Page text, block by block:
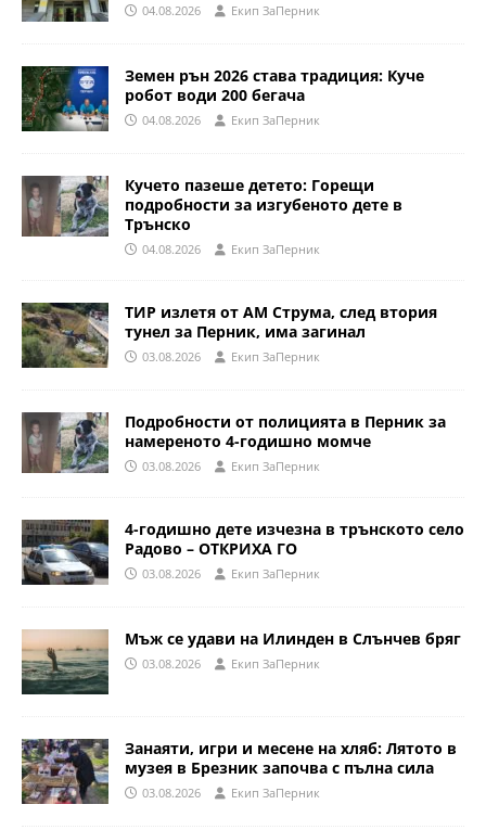
04.08.2026 Eкип ЗаПерник
Земен рън 2026 става традиция: Куче
робот води 200 бегача
04.08.2026 Eкип ЗаПерник
Кучето пазеше детето: Горещи
подробности за изгубеното дете в
Трънско
04.08.2026 Eкип ЗаПерник
ТИР излетя от АМ Струма, след втория
тунел за Перник, има загинал
03.08.2026 Eкип ЗаПерник
Подробности от полицията в Перник за
намереното 4-годишно момче
03.08.2026 Eкип ЗаПерник
4-годишно дете изчезна в трънското село
Радово – ОТКРИХА ГО
03.08.2026 Eкип ЗаПерник
Мъж се удави на Илинден в Слънчев бряг
03.08.2026 Eкип ЗаПерник
Занаяти, игри и месене на хляб: Лятото в
музея в Брезник започва с пълна сила
03.08.2026 Eкип ЗаПерник